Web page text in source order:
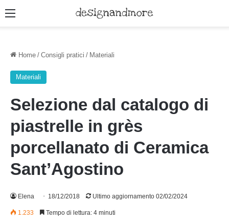
Menu
Home / Consigli pratici / Materiali
Materiali
Selezione dal catalogo di
piastrelle in grès
porcellanato di Ceramica
Sant’Agostino
Elena 18/12/2018 Ultimo aggiornamento 02/02/2024
1.233 Tempo di lettura: 4 minuti